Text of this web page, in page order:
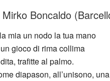
Boncaldo
mia un nodo la tua mano
gioco di rima collima
trafitte al palmo.
diapason, all’unisono,